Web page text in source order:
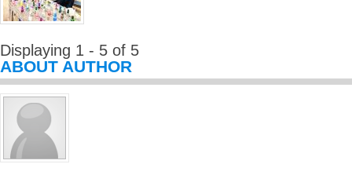
Displaying 1 - 5 of 5
ABOUT AUTHOR